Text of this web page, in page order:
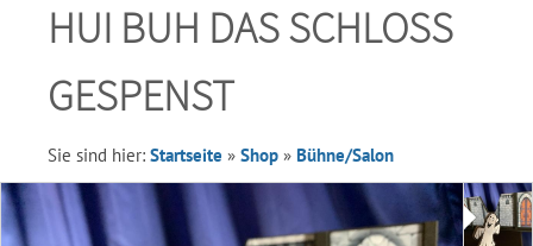
HUI BUH DAS SCHLOSS
GESPENST
Sie sind hier: Startseite » Shop » Bühne/Salon